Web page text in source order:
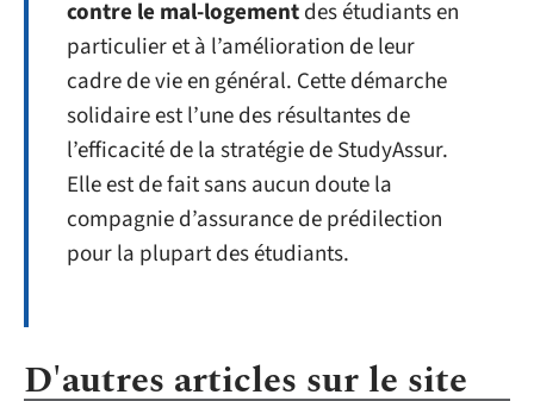
contre le mal-logementdes étudiants en
particulier et à l’amélioration de leur
cadre de vie en général. Cette démarche
solidaire est l’une des résultantes de
l’efficacité de la stratégie de StudyAssur.
Elle est de fait sans aucun doute la
compagnie d’assurance de prédilection
pour la plupart des étudiants.
D'autres articles sur le site